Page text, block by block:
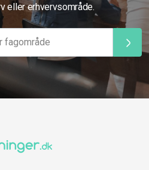
eller erhvervsområde.